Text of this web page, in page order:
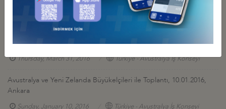
Saturday, April 9, 2016 Türkiye - Avustralya İş Konseyi
Avustralya Büyükelçiliği MIKTA Resepsiyonu, 31.03.2016, Ankara
Thursday, March 31, 2016 Türkiye - Avustralya İş Konseyi
Avustralya ve Yeni Zelanda Büyükelçileri ile Toplantı, 10.01.2016,
Ankara
Sunday, January 10, 2016 Türkiye - Avustralya İş Konseyi